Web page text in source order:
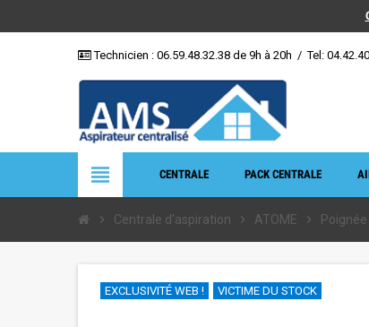
Technicien : 06.59.48.32.38 de 9h à 20h / Tel:
view_headline CENTRALE PACK CENTRALE
chevron_right Centrale d'aspiration chevron_right ATOME chevron_right
EXCLUSIVITÉ WEB ! VICTIME DU STOCK